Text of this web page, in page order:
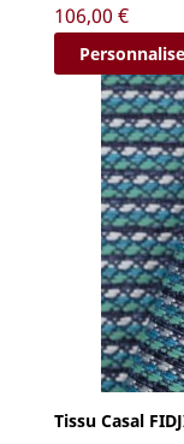
Prix
106,00 €
Tissu Casal